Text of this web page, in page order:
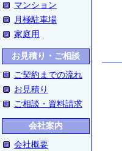
マンション
月極駐車場
家庭用
お見積り・ご相談
ご契約までの流れ
お見積り
ご相談・資料請求
会社案内
会社概要